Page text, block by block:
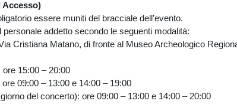
Accesso)
essere muniti del bracciale dell’evento.
personale addetto secondo le seguenti modalità:
Cristiana Matano, di fronte al Museo Archeologico
15:00 – 20:00
– 13:00 e 14:00 – 19:00
del concerto): ore 09:00 – 13:00 e 14:00 – 20:00